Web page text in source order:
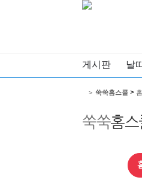
게시판 날
쑥쑥홈스
> 쑥쑥홈스쿨 >